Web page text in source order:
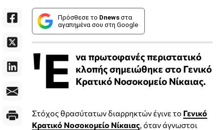
Πρόσθεσε το Dnews στα
αγαπημένα σου στη Google
'Ε να πρωτοφανές περιστατικό
κλοπής σημειώθηκε στο Γενικό
Κρατικό Νοσοκομείο Νίκαιας.
Στόχος θρασύτατων διαρρηκτών έγινε το Γενικό
Κρατικό Νοσοκομείο Νίκαιας , όταν άγνωστοι